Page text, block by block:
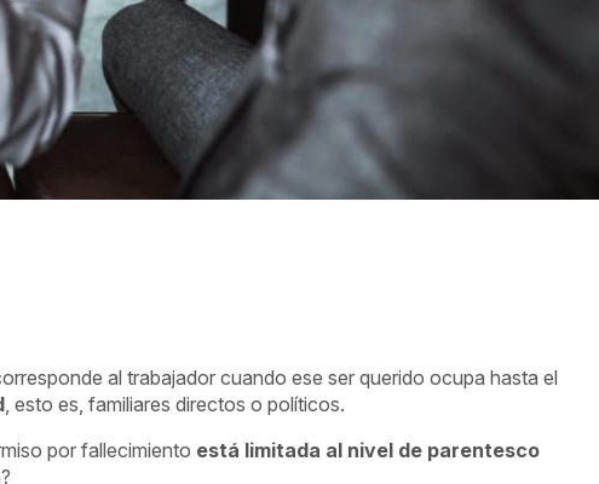
al trabajador cuando ese ser querido ocupa hasta el
, esto es, familiares directos o políticos.
por fallecimiento está limitada al nivel de parentesco